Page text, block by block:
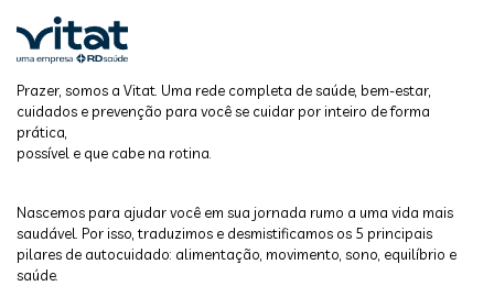
Prazer, somos a Vitat. Uma rede completa de saúde, bem-estar,
cuidados e prevenção para você se cuidar por inteiro de forma
prática,
possível e que cabe na rotina.
Nascemos para ajudar você em sua jornada rumo a uma vida mais
saudável. Por isso, traduzimos e desmistificamos os 5 principais
pilares de autocuidado: alimentação, movimento, sono, equilíbrio e
saúde.